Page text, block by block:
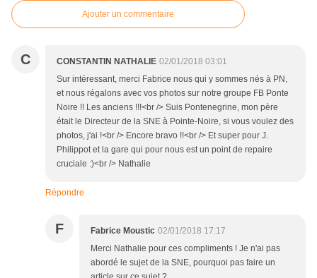
Ajouter un commentaire
C CONSTANTIN NATHALIE 02/01/2018 03:01
Sur intéressant, merci Fabrice nous qui y sommes nés à PN,
et nous régalons avec vos photos sur notre groupe FB Ponte
Noire !! Les anciens !!!<br /> Suis Pontenegrine, mon père
était le Directeur de la SNE à Pointe-Noire, si vous voulez des
photos, j'ai !<br /> Encore bravo !!<br /> Et super pour J.
Philippot et la gare qui pour nous est un point de repaire
cruciale :)<br /> Nathalie
Répondre
F Fabrice Moustic 02/01/2018 17:17
Merci Nathalie pour ces compliments ! Je n'ai pas
abordé le sujet de la SNE, pourquoi pas faire un